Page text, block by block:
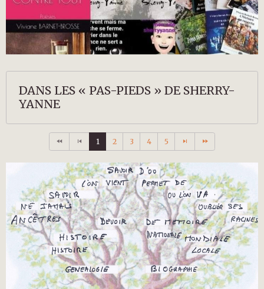
DANS LES « PAS-PIEDS » DE SHERRY-
YANNE
1 2 3 4 5